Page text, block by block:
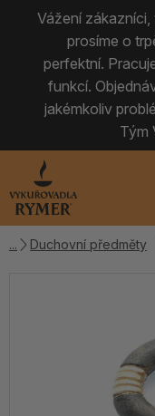
Vážení
prosíme o
perfektní.
funkcí.
jakémkoliv
Tým
Duchovní předměty